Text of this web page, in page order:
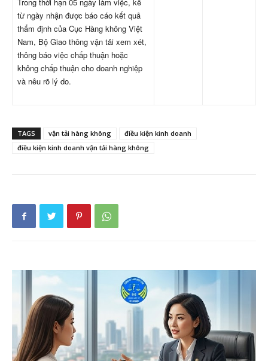
từ ngày nhận được báo cáo kết quả
thẩm định của Cục Hàng không Việt
Nam, Bộ Giao thông vận tải xem xét,
thông báo việc chấp thuận hoặc
không chấp thuận cho doanh nghiệp
và nêu rõ lý do.
TAGS vận tải hàng không
điều kiện kinh doanh
điều kiện kinh doanh vận tải hàng không